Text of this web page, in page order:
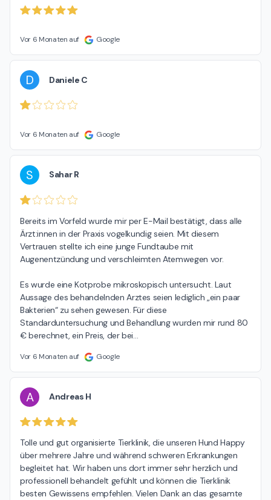
Vor 6 Monaten auf Google
D Daniele C
Vor 6 Monaten auf Google
S Sahar R
Bereits im Vorfeld wurde mir per E-Mail bestätigt, dass alle
Ärzt:innen in der Praxis vogelkundig seien. Mit diesem
Vertrauen stellte ich eine junge Fundtaube mit
Augenentzündung und verschleimten Atemwegen vor.
Es wurde eine Kotprobe mikroskopisch untersucht. Laut
Aussage des behandelnden Arztes seien lediglich „ein paar
Bakterien“ zu sehen gewesen. Für diese
Standarduntersuchung und Behandlung wurden mir rund 80
€ berechnet, ein Preis, der bei
Vor 6 Monaten auf Google
A Andreas H
Tolle und gut organisierte Tierklinik, die unseren Hund Happy
über mehrere Jahre und während schweren Erkrankungen
begleitet hat. Wir haben uns dort immer sehr herzlich und
professionell behandelt gefühlt und können die Tierklinik
besten Gewissens empfehlen. Vielen Dank an das gesamte